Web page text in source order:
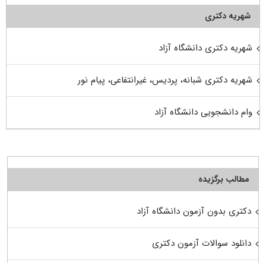
شهریه دکتری
شهریه دکتری دانشگاه آزاد
شهریه دکتری شبانه، پردیس، غیرانتفاعی، پیام نور
وام دانشجویی دانشگاه آزاد
مطالب برگزیده
دکتری بدون آزمون دانشگاه آزاد
دانلود سوالات آزمون دکتری